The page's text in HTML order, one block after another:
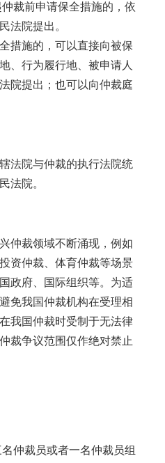
裁前申请保全措施的，依
法院提出。
措施的，可以直接向被保
、行为履行地、被申请人
院提出；也可以向仲裁庭
法院与仲裁的执行法院统
法院。
仲裁领域不断涌现，例如
资仲裁、体育仲裁等场景
政府、国际组织等。为适
免我国仲裁机构在受理相
我国仲裁时受制于无法律
裁争议范围仅作绝对禁止
仲裁员或者一名仲裁员组